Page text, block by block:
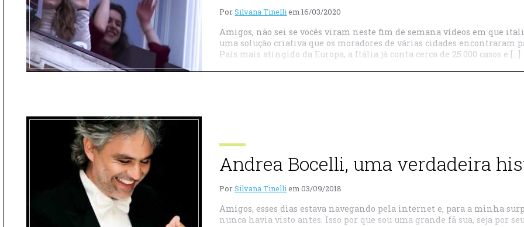
PorSilvana Tinelli em 16/03/2020
Amigos, não sei se vocês viram neste fim de semana vídeos em que
uma solução criativa que os moradores de várias cidades encontraram
País mais atingido da Europa, a Itália já conta cerca de 25.000 casos e […]
Andrea Bocelli, uma verdadeira
PorSilvana Tinelli em 03/09/2018
Amigos, esses dias estava navegando pela internet e, para a minha
nunca havia visto antes. Isso por que sou uma grande fã sua, seja por